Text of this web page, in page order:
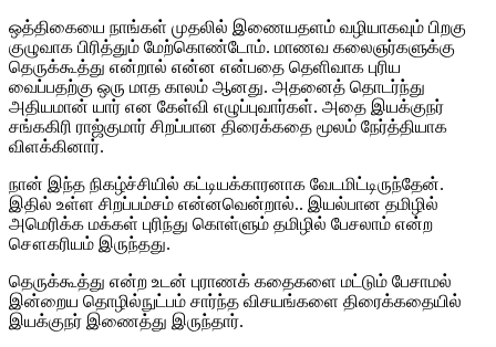
ஒத்திகையை நாங்கள் முதலில் இணையதளம் வழியாகவும் பிறகு
குழுவாக பிரித்தும் மேற்கொண்டோம். மாணவ கலைஞர்களுக்கு
தெருக்கூத்து என்றால் என்ன என்பதை தெளிவாக புரிய
வைப்பதற்கு ஒரு மாத காலம் ஆனது. அதனைத் தொடர்ந்து
அதியமான் யார் என கேள்வி எழுப்புவார்கள். அதை இயக்குநர்
சங்ககிரி ராஜ்குமார் சிறப்பான திரைக்கதை மூலம் நேர்த்தியாக
விளக்கினார்.
நான் இந்த நிகழ்ச்சியில் கட்டியக்காரனாக வேடமிட்டிருந்தேன்.
இதில் உள்ள சிறப்பம்சம் என்னவென்றால்.. இயல்பான தமிழில்
அமெரிக்க மக்கள் புரிந்து கொள்ளும் தமிழில் பேசலாம் என்ற
சௌகரியம் இருந்தது.
தெருக்கூத்து என்ற உடன் புராணக் கதைகளை மட்டும் பேசாமல்
இன்றைய தொழில்நுட்பம் சார்ந்த விசயங்களை திரைக்கதையில்
இயக்குநர் இணைத்து இருந்தார்.